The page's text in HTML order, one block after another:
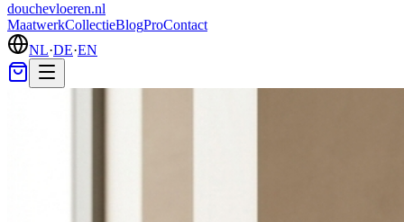
douchevloeren.nl
MaatwerkCollectieBlogProContact
NL·DE·EN